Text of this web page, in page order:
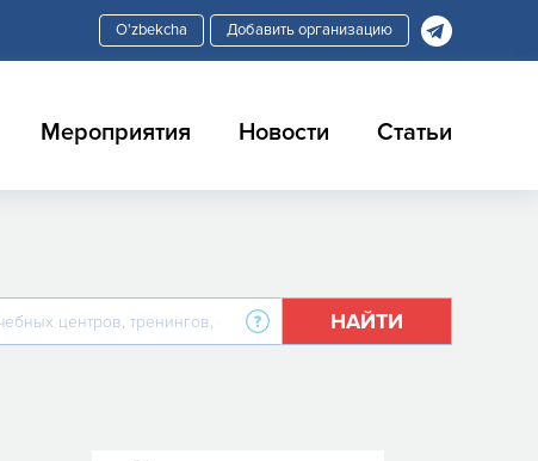
Добавить организацию
Мероприятия Новости Статьи
НАЙТИ